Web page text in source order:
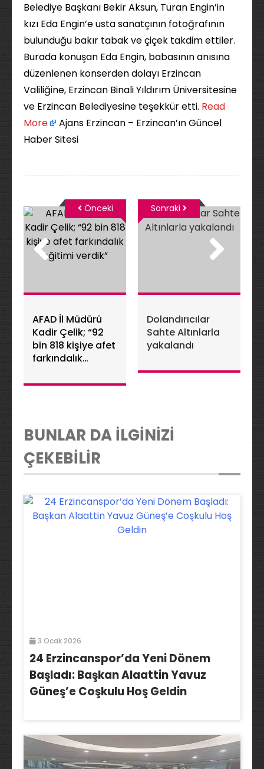
Belediye Başkanı Bekir Aksun, Turan Engin’in
kızı Eda Engin’e usta sanatçının fotoğrafının
bulunduğu bakır tabak ve çiçek takdim ettiler.
Burada konuşan Eda Engin, babasının anısına
düzenlenen konserden dolayı Erzincan
Valiliğine, Erzincan Binali Yıldırım Üniversitesine
ve Erzincan Belediyesine teşekkür etti. ​ Read
More
Ajans Erzincan – Erzincan’ın Güncel
Haber Sitesi
AFAD İl Müdürü
Kadir Çelik; “92
bin 818 kişiye afet
farkındalık
Önceki
Dolandırıcılar
Sahte Altınlarla
yakalandı
Sonraki
BUNLAR DA İLGİNİZİ
ÇEKEBİLİR
3 Ocak 2026
24 Erzincanspor’da Yeni Dönem
Başladı: Başkan Alaattin Yavuz
Güneş’e Coşkulu Hoş Geldin